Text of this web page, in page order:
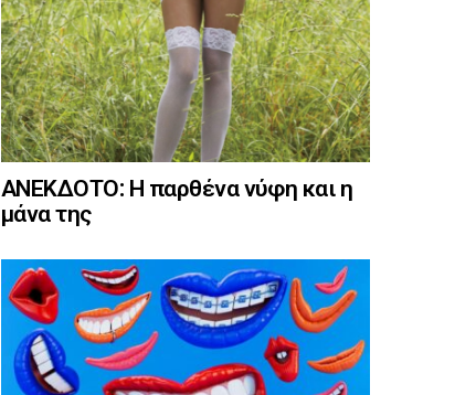
ΑΝΕΚΔΟΤΟ: Η παρθένα νύφη και η
μάνα της